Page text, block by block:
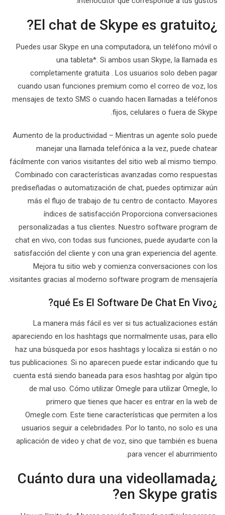
¿El chat de Skype es gratuito?
Puedes usar Skype en una computadora, un teléfono móvil o
una tableta*. Si ambos usan Skype, la llamada es
completamente gratuita . Los usuarios solo deben pagar
cuando usan funciones premium como el correo de voz, los
mensajes de texto SMS o cuando hacen llamadas a teléfonos
fijos, celulares o fuera de Skype.
Aumento de la productividad – Mientras un agente solo puede
manejar una llamada telefónica a la vez, puede chatear
fácilmente con varios visitantes del sitio web al mismo tiempo.
Combinado con características avanzadas como respuestas
prediseñadas o automatización de chat, puedes optimizar aún
más el flujo de trabajo de tu centro de contacto. Mayores
índices de satisfacción Proporciona conversaciones
personalizadas a tus clientes. Nuestro software program de
chat en vivo, con todas sus funciones, puede ayudarte con la
satisfacción del cliente y con una gran experiencia del agente.
Mejora tu sitio web y comienza conversaciones con los
visitantes gracias al moderno software program de mensajería.
¿qué Es El Software De Chat En Vivo?
La manera más fácil es ver si tus actualizaciones están
apareciendo en los hashtags que normalmente usas, para ello
haz una búsqueda por esos hashtags y localiza si están o no
tus publicaciones. Si no aparecen puede estar indicando que tu
cuenta está siendo baneada para esos hashtag por algún tipo
de mal uso. Cómo utilizar Omegle para utilizar Omegle, lo
primero que tienes que hacer es entrar en la web de
Omegle.com. Este tiene características que permiten a los
usuarios seguir a celebridades. Por lo tanto, no solo es una
aplicación de video y chat de voz, sino que también es buena
para vencer el aburrimiento.
¿Cuánto dura una videollamada
en Skype gratis?